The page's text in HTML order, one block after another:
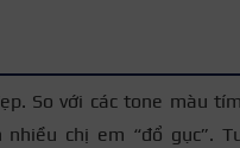
So với các tone màu
chị em “đổ gục”.